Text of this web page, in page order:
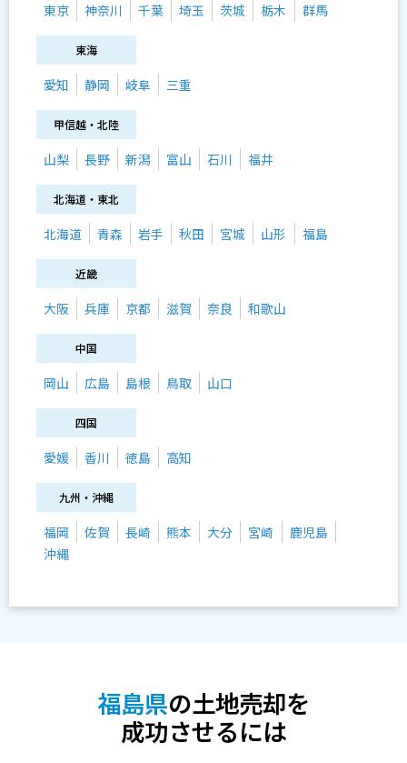
東京 神奈川 千葉 埼玉 茨城 栃木 群馬
東海
愛知 静岡 岐阜 三重
甲信越・北陸
山梨 長野 新潟 富山 石川 福井
北海道・東北
北海道 青森 岩手 秋田 宮城 山形 福島
近畿
大阪 兵庫 京都 滋賀 奈良 和歌山
中国
岡山 広島 島根 鳥取 山口
四国
愛媛 香川 徳島 高知
九州・沖縄
福岡 佐賀 長崎 熊本 大分 宮崎
鹿児島
沖縄
福島県の土地売却を
成功させるには